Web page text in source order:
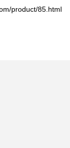
product/85.html